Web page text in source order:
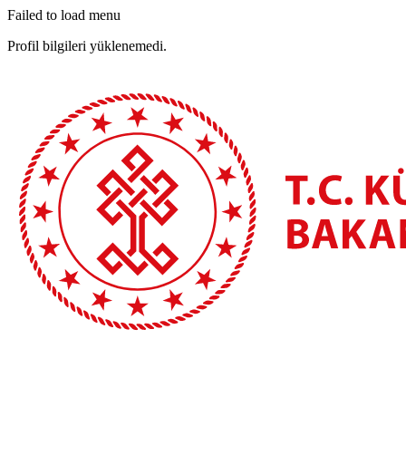
Failed to load menu
Profil bilgileri yüklenemedi.